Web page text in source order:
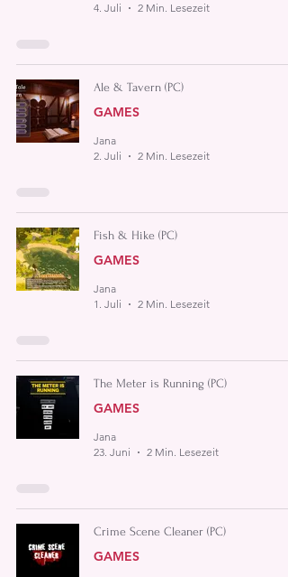
4. Juli
2 Min. Lesezeit
Ale & Tavern (PC)
GAMES
Jana
2. Juli
2 Min. Lesezeit
Fish & Hike (PC)
GAMES
Jana
1. Juli
2 Min. Lesezeit
The Meter is Running (PC)
GAMES
Jana
23. Juni
2 Min. Lesezeit
Crime Scene Cleaner (PC)
GAMES